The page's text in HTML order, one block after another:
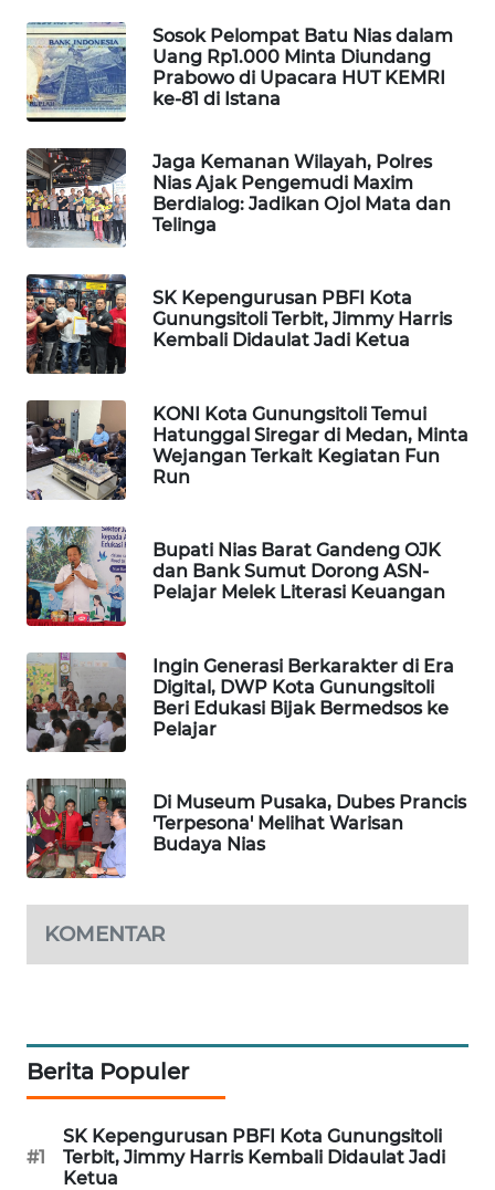
Sosok Pelompat Batu Nias dalam
Uang Rp1.000 Minta Diundang
Prabowo di Upacara HUT KEMRI
ke-81 di Istana
Jaga Kemanan Wilayah, Polres
Nias Ajak Pengemudi Maxim
Berdialog: Jadikan Ojol Mata dan
Telinga
SK Kepengurusan PBFI Kota
Gunungsitoli Terbit, Jimmy Harris
Kembali Didaulat Jadi Ketua
KONI Kota Gunungsitoli Temui
Hatunggal Siregar di Medan, Minta
Wejangan Terkait Kegiatan Fun
Run
Bupati Nias Barat Gandeng OJK
dan Bank Sumut Dorong ASN-
Pelajar Melek Literasi Keuangan
Ingin Generasi Berkarakter di Era
Digital, DWP Kota Gunungsitoli
Beri Edukasi Bijak Bermedsos ke
Pelajar
Di Museum Pusaka, Dubes Prancis
'Terpesona' Melihat Warisan
Budaya Nias
KOMENTAR
Berita Populer
#1
SK Kepengurusan PBFI Kota Gunungsitoli
Terbit, Jimmy Harris Kembali Didaulat Jadi
Ketua
LPKKI
LKKI
KOPEKLIN
PORTAL
FORWAMKI
ALPERKLINAS
FORJASIDA
TAMBANG
SITUNGIR
NEWS
SIDIKALANG
NEWS
SIBARAGAS
METRO
SIANTAR
NEWS
METRO
MEDAN
NEWS
JAKARTA
NEWS
KRT
NEWS